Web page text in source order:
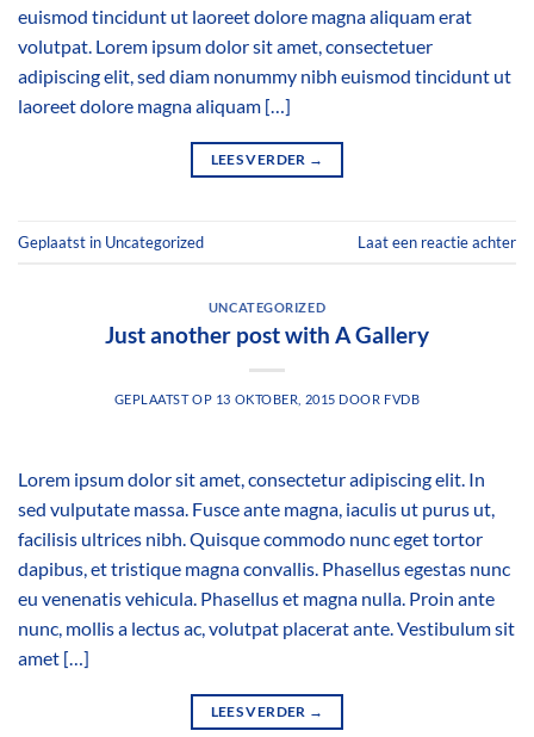
euismod tincidunt ut laoreet dolore magna aliquam erat
volutpat. Lorem ipsum dolor sit amet, consectetuer
adipiscing elit, sed diam nonummy nibh euismod tincidunt ut
laoreet dolore magna aliquam […]
LEES VERDER →
Geplaatst in Uncategorized Laat een reactie achter
UNCATEGORIZED
Just another post with A Gallery
GEPLAATST OP 13 OKTOBER, 2015 DOOR FVDB
Lorem ipsum dolor sit amet, consectetur adipiscing elit. In
sed vulputate massa. Fusce ante magna, iaculis ut purus ut,
facilisis ultrices nibh. Quisque commodo nunc eget tortor
dapibus, et tristique magna convallis. Phasellus egestas nunc
eu venenatis vehicula. Phasellus et magna nulla. Proin ante
nunc, mollis a lectus ac, volutpat placerat ante. Vestibulum sit
amet […]
LEES VERDER →